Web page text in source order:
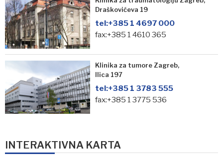
Draškovićeva 19
tel:+385 1 4697 000
fax:+385 1 4610 365
Klinika za tumore Zagreb,
Ilica 197
tel:+385 1 3783 555
fax:+385 1 3775 536
INTERAKTIVNA KARTA